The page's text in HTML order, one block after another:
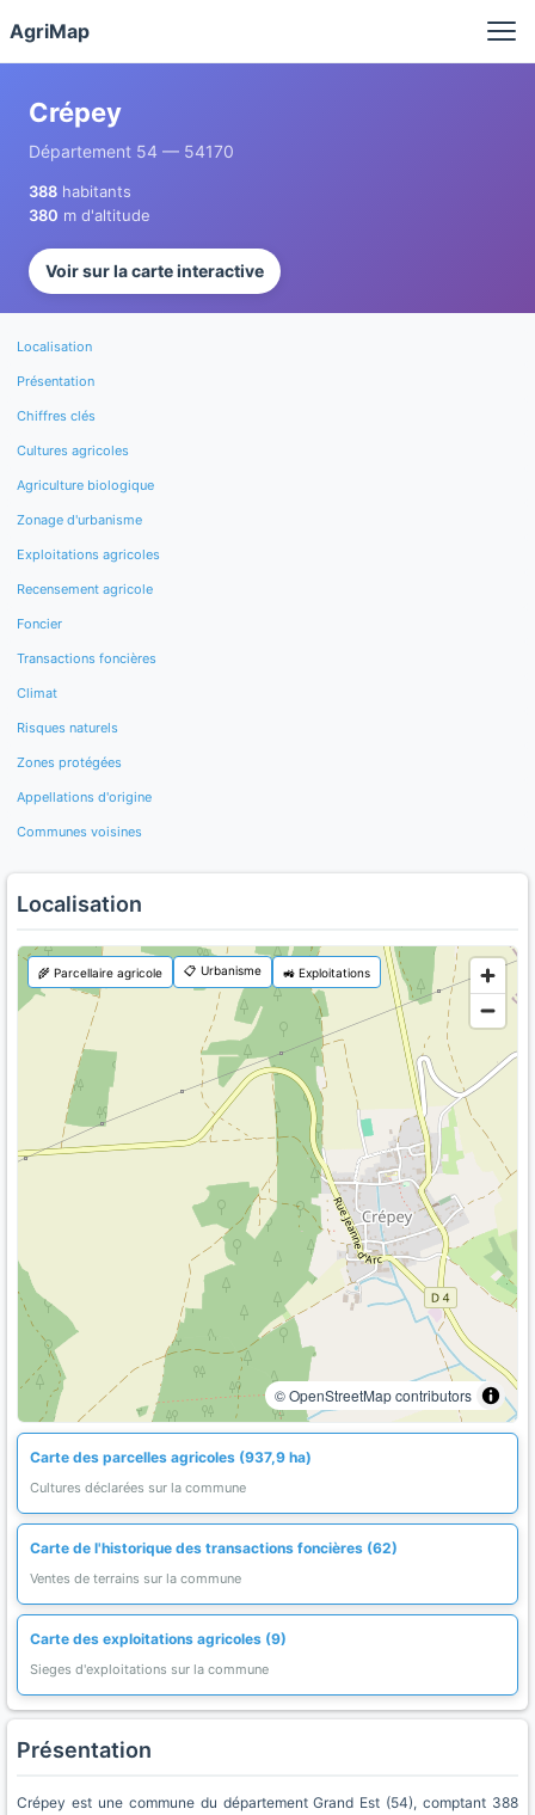
AgriMap
Crépey
Département 54 — 54170
388 habitants
380 m d'altitude
Voir sur la carte interactive
Localisation
Présentation
Chiffres clés
Cultures agricoles
Agriculture biologique
Zonage d'urbanisme
Exploitations agricoles
Recensement agricole
Foncier
Transactions foncières
Climat
Risques naturels
Zones protégées
Appellations d'origine
Communes voisines
Localisation
© OpenStreetMap contributors
🌾 Parcellaire agricole 📋 Urbanisme 🚜 Exploitations
Carte des parcelles agricoles (937,9 ha)
Cultures déclarées sur la commune
Carte de l'historique des transactions foncières (62)
Ventes de terrains sur la commune
Carte des exploitations agricoles (9)
Sieges d'exploitations sur la commune
Présentation
Crépey est une commune du département Grand Est (54), comptant 388